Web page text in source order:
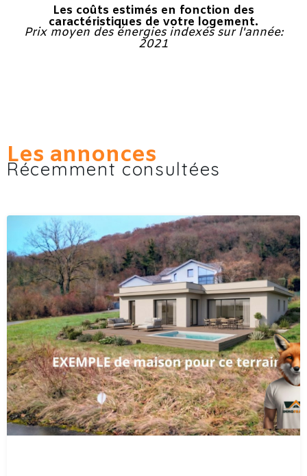
Les coûts estimés en fonction des
caractéristiques de votre logement.
Prix moyen des énergies indexés sur l'année:
2021
Les annonces
Récemment consultées